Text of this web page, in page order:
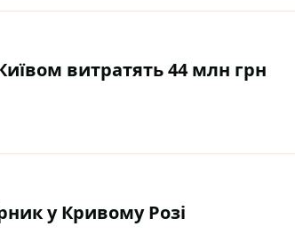
витратять 44 млн грн
у Кривому Розі